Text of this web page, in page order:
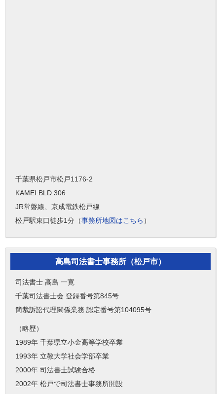
千葉県松戸市松戸1176-2
KAMEI.BLD.306
JR常磐線、京成電鉄松戸線
松戸駅東口徒歩1分（事務所地図はこちら ）
高島司法書士事務所（松戸市）
司法書士 高島 一寛
千葉司法書士会 登録番号第845号
簡裁訴訟代理関係業務 認定番号第104095号
（略歴）
1989年 千葉県立小金高等学校卒業
1993年 立教大学社会学部卒業
2000年 司法書士試験合格
2002年 松戸で司法書士事務所開設